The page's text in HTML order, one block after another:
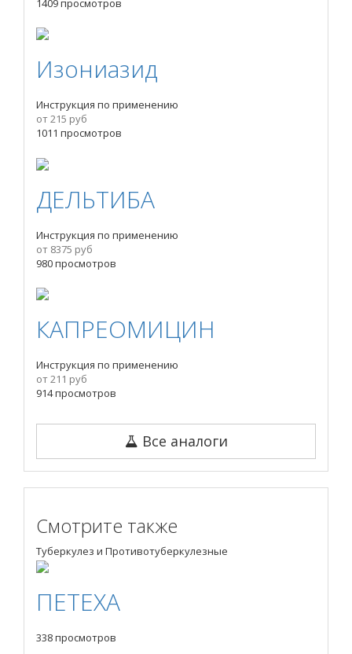
Изониазид
Инструкция по применению
от 215 руб
1011 просмотров
ДЕЛЬТИБА
Инструкция по применению
от 8375 руб
980 просмотров
КАПРЕОМИЦИН
Инструкция по применению
от 211 руб
914 просмотров
Все аналоги
Смотрите также
Туберкулез и Противотуберкулезные
ПЕТЕХА
338 просмотров